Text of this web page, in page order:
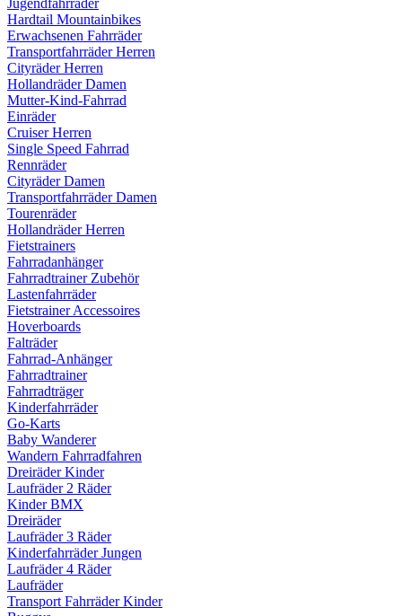
Jugendfahrräder
Hardtail Mountainbikes
Erwachsenen Fahrräder
Transportfahrräder Herren
Cityräder Herren
Hollandräder Damen
Mutter-Kind-Fahrrad
Einräder
Cruiser Herren
Single Speed Fahrrad
Rennräder
Cityräder Damen
Transportfahrräder Damen
Tourenräder
Hollandräder Herren
Fietstrainers
Fahrradanhänger
Fahrradtrainer Zubehör
Lastenfahrräder
Fietstrainer Accessoires
Hoverboards
Falträder
Fahrrad-Anhänger
Fahrradtrainer
Fahrradträger
Kinderfahrräder
Go-Karts
Baby Wanderer
Wandern Fahrradfahren
Dreiräder Kinder
Laufräder 2 Räder
Kinder BMX
Dreiräder
Laufräder 3 Räder
Kinderfahrräder Jungen
Laufräder 4 Räder
Laufräder
Transport Fahrräder Kinder